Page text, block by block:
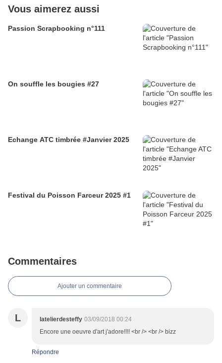
Vous aimerez aussi
Passion Scrapbooking n°111
On souffle les bougies #27
Echange ATC timbrée #Janvier 2025
Festival du Poisson Farceur 2025 #1
Commentaires
Ajouter un commentaire
L latelierdesteffy 03/09/2018 00:24
Encore une oeuvre d'art j'adore!!!! <br /> <br /> bizz
Répondre